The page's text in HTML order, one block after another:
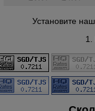
Установите
1.